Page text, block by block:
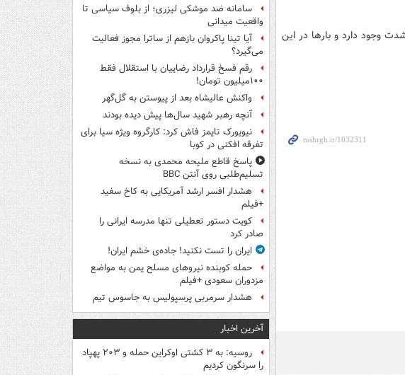
وجود دارد و بارها در این
سامانه ضد موشکی لیزری؛ از بلوف سیاسی تا
واقعیت میدانی
آیا تینا پاکروان بازهم از ساترا مجوز فعالیت
می‌گیرد؟
رقم فسخ قرارداد رضاییان با استقلال فقط
۱۰۰میلیون تومان!
واکنش عالیشاه بعد از پیوستن به گل‌گهر
آنچه رهبر شهید سال‌ها پیش دیده بودند
نیویورک تایمز فاش کرد: کارگروه ویژه سیا برای
تفرقه افکنی در کوبا
پاسخ قاطع ملیحه محمدی به نسخه
تسلیم‌طلبی روی آنتن BBC
هشدار افسر ارشد آمریکایی به کاخ سفید
+فیلم
کویت دستور تعطیلی تنها مدرسه ایرانی را
صادر کرد
ایران را تست نکنید! جاده‌ی خشم ایران!
حمله کوبنده نیروهای مسلح یمن به مواضع
مزدوران سعودی +فیلم
هشدار سرمربی پرسپولیس به جاسوس تیم
آخرین اخبار
روسیه: به ۳ کشتی اوکراین حمله و ۲۰۳ پهپاد
را سرنگون کردیم